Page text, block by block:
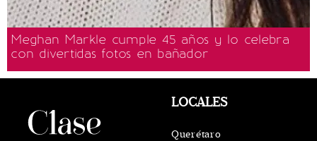
Meghan Markle cumple 45 años y lo celebra
con divertidas fotos en bañador
LOCALES
Querétaro